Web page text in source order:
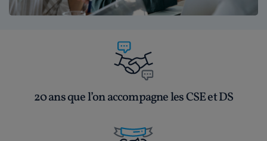
20 ans que l’on accompagne les CSE et DS